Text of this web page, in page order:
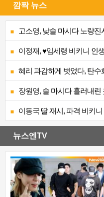
깜짝 뉴스
고소영, 낮술 마시다 노량진
이정재, ♥임세령 비키니 인
혜리 과감하게 벗었다, 탄수
장원영, 술 마시다 흘러내
이동국 딸 재시, 파격 비키
뉴스엔TV